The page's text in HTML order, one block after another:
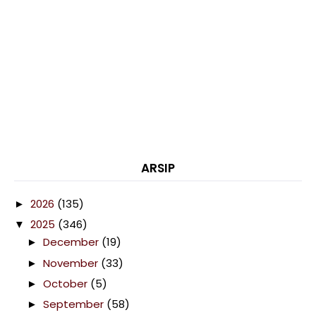
ARSIP
► 2026 (135)
▼ 2025 (346)
► December (19)
► November (33)
► October (5)
► September (58)